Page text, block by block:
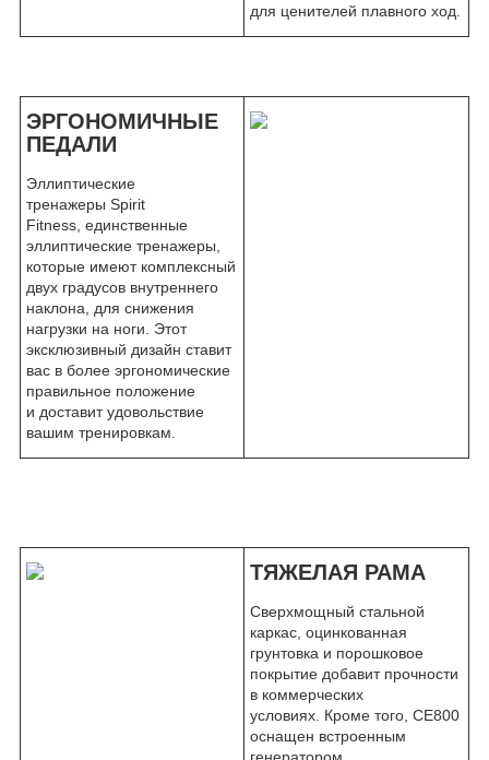
для ценителей плавного ход.
ЭРГОНОМИЧНЫЕ
ПЕДАЛИ
Эллиптические
тренажеры Spirit
Fitness, единственные
эллиптические тренажеры,
которые имеют комплексный
двух градусов внутреннего
наклона, для снижения
нагрузки на ноги. Этот
эксклюзивный дизайн ставит
вас в более эргономические
правильное положение
и доставит удовольствие
вашим тренировкам.
ТЯЖЕЛАЯ РАМА
Сверхмощный стальной
каркас, оцинкованная
грунтовка и порошковое
покрытие добавит прочности
в коммерческих
условиях. Кроме того, CE800
оснащен встроенным